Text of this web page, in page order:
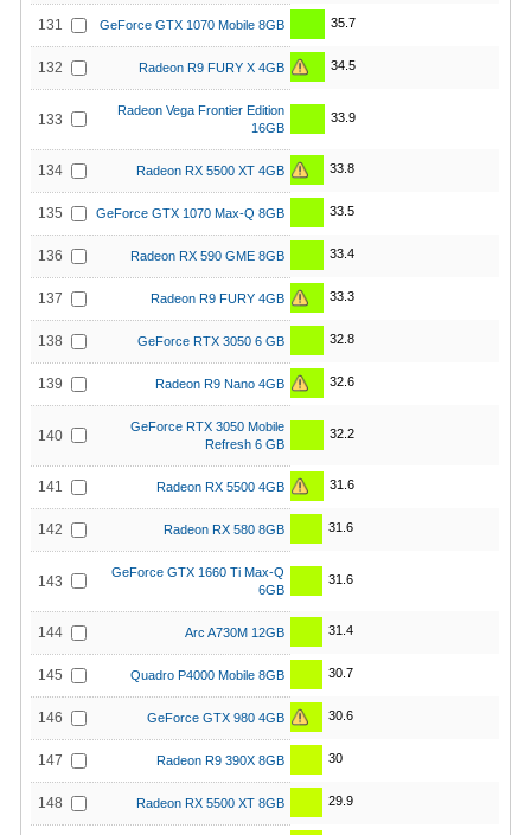
131 GeForce GTX 1070 Mobile 8GB 35.7
132 Radeon R9 FURY X 4GB 34.5
133
Radeon Vega Frontier Edition
16GB
33.9
134 Radeon RX 5500 XT 4GB 33.8
135 GeForce GTX 1070 Max-Q 8GB 33.5
136 Radeon RX 590 GME 8GB 33.4
137 Radeon R9 FURY 4GB 33.3
138 GeForce RTX 3050 6 GB 32.8
139 Radeon R9 Nano 4GB 32.6
140
GeForce RTX 3050 Mobile
Refresh 6 GB
32.2
141 Radeon RX 5500 4GB 31.6
142 Radeon RX 580 8GB 31.6
143
GeForce GTX 1660 Ti Max-Q
6GB
31.6
144 Arc A730M 12GB 31.4
145 Quadro P4000 Mobile 8GB 30.7
146 GeForce GTX 980 4GB 30.6
147 Radeon R9 390X 8GB 30
148 Radeon RX 5500 XT 8GB 29.9